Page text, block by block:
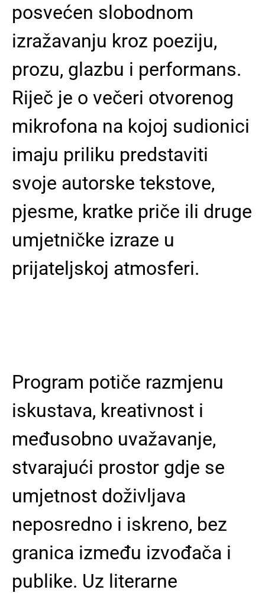
posvećen slobodnom
izražavanju kroz poeziju,
prozu, glazbu i performans.
Riječ je o večeri otvorenog
mikrofona na kojoj sudionici
imaju priliku predstaviti
svoje autorske tekstove,
pjesme, kratke priče ili druge
umjetničke izraze u
prijateljskoj atmosferi.
Program potiče razmjenu
iskustava, kreativnost i
međusobno uvažavanje,
stvarajući prostor gdje se
umjetnost doživljava
neposredno i iskreno, bez
granica između izvođača i
publike. Uz literarne